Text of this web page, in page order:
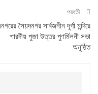
পরবর্তী
সৈয়দনগর সার্বজনীন দূর্গা মন্দিরে
শারদীয় পুজা উত্তর পুণর্মিলনী সভা
অনুষ্ঠিত